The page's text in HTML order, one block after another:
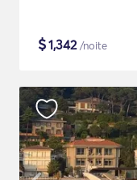
$1,342/noite